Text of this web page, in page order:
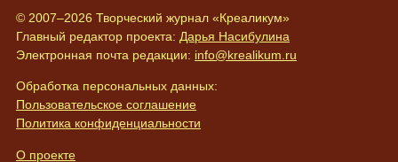
© 2007–2026 Творческий журнал «Креаликум»
Главный редактор проекта: Дарья Насибулина
Электронная почта редакции: info@krealikum.ru
Обработка персональных данных:
Пользовательское соглашение
Политика конфиденциальности
О проекте